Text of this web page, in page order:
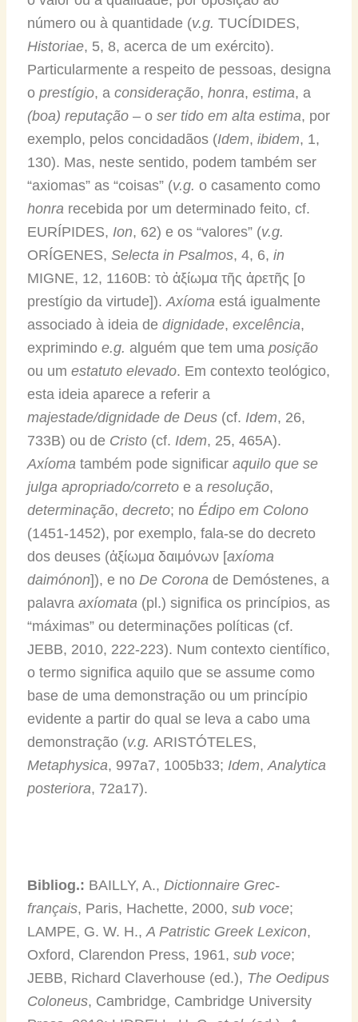
número ou à quantidade (v.g. TUCÍDIDES,
Historiae, 5, 8, acerca de um exército).
Particularmente a respeito de pessoas, designa
oprestígio, a consideração, honra, estima, a
(boa) reputação– o ser tido em alta estima, por
exemplo, pelos concidadãos (Idem, ibidem, 1,
130). Mas, neste sentido, podem também ser
“axiomas” as “coisas” (v.g. o casamento como
honra recebida por um determinado feito, cf.
EURÍPIDES, Ion, 62) e os “valores” (v.g.
ORÍGENES, Selecta in Psalmos, 4, 6, in
MIGNE, 12, 1160B: τὸ ἀξίωμα τῆς ἀρετῆς [o
prestígio da virtude]). Axíoma está igualmente
associado à ideia de dignidade, excelência,
exprimindoe.g. alguém que tem uma posição
ou um estatuto elevado. Em contexto teológico,
esta ideia aparece a referir a
majestade/dignidade de Deus(cf. Idem, 26,
733B) ou de Cristo(cf. Idem, 25, 465A).
Axíoma também pode significar aquilo que se
julga apropriado/corretoe a resolução,
determinação, decreto; no Édipo em Colono
(1451-1452), por exemplo, fala-se do decreto
dos deuses (ἀξίωμα δαιμόνων [axíoma
daimónon]), e no De Corona de Demóstenes, a
palavra axíomata (pl.) significa os princípios, as
“máximas” ou determinações políticas (cf.
JEBB, 2010, 222-223). Num contexto científico,
o termo significa aquilo que se assume como
base de uma demonstração ou um princípio
evidente a partir do qual se leva a cabo uma
demonstração (v.g. ARISTÓTELES,
Metaphysica, 997a7, 1005b33; Idem, Analytica
posteriora, 72a17).
Bibliog.: BAILLY, A., Dictionnaire Grec-
français, Paris, Hachette, 2000, sub voce;
LAMPE, G. W. H., A Patristic Greek Lexicon,
Oxford, Clarendon Press, 1961, sub voce;
JEBB, Richard Claverhouse (ed.), The Oedipus
Coloneus, Cambridge, Cambridge University